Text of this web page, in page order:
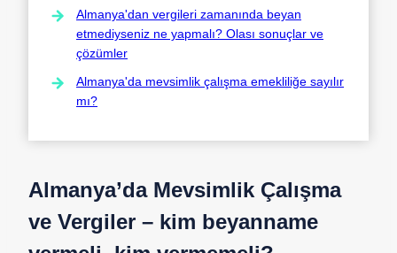
Almanya'dan vergileri zamanında beyan
etmediyseniz ne yapmalı? Olası sonuçlar ve
çözümler
Almanya'da mevsimlik çalışma emekliliğe sayılır
mı?
Almanya’da Mevsimlik Çalışma
ve Vergiler – kim beyanname